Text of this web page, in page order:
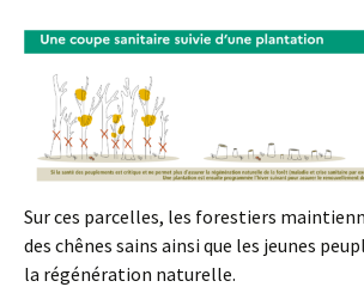
Sur ces parcelles, les forestiers
des chênes sains ainsi que les jeunes
la régénération naturelle.